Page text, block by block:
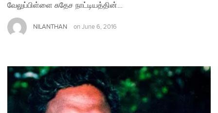
வேலுப்பிள்ளை சுதேச நாட்டியத்தின்…
NILANTHAN on June 6, 2016